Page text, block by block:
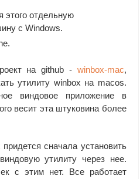
этого отдельную
с Windows.
на github - winbox-mac,
утилиту winbox на macos.
виндовое приложение в
весит эта штуковина более
сначала установить
утилиту через нее.
с этим нет. Все работает